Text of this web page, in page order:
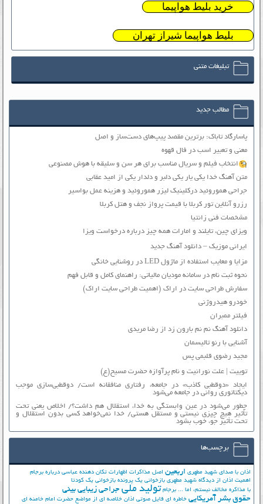
خرید بلیط هواپیما
بلیط هواپیما شیراز تهران
تبلیغات متنی
مطالب جدید
پاسارگاد تاباک: برترین مقصد پیپ‌های دست‌ساز و اصل
معنی و تعبیر اسب در فال قهوه
انتخاب فیلم و سریال مناسب برای هر سن و سلیقه با هوش مصنوعی
متن آهنگ خدا یکی یار یکی دلبر و دلدار یکی از امید عقابی
جراحی هموروئید درکلینیک لیزر هموروئید و هزینه عمل بواسیر
رزرو آنلاین تور کربلا با قیمت پرواز نجف و هتل کربلا
مشخصات فنی زانتیا
ویزای چین، تایلند و امارات همه چیز درباره درخواست ویزا
ایرانی موزیک – دانلود آهنگ جدید
مزایا و معایب استفاده از ماژول LED در روشنایی خانگی
نحوه ثبت نام در سامانه مودیان مالیاتی: راهنمای کامل و قابل فهم
سفارش طراحی سایت در اراک (اهمیت طراحی سایت اراک)
خودرو هیدروژنی
فیلتر ممبران
دانلود آهنگ نم نم بارون زد از رضا مریدی
آشنایی با رنو تالیسمان
مجید رضوی قلبمی پس
توییت | علت نورانیت و نام پرآوازه حضرت مسیح(ع)
ایجاد «دوقطبی کاذب» در جامعه، رفتاری منافقانه است/ دوقطبی‌سازی موجب
دیکتاتوری روانی در جامعه می‌شود
چطور می‌شود در عین وابستگی به خدا، استقلال هم داشت؟/ اخلاص یعنی تحت
تأثیر هیچ چیزی نیستی و مستقل هستی/ خدا نمی‌خواهد کسی بدون استقلال و
تحت تأثیر جوّ، خوب بشود
برچسب‌ها
اذان با صدای شهید مطهری اربعین اصل مذاکرات اظهارات تکان دهنده عباسی درباره برجام
اهمیت اذان از دیدگاه شهید مطهری بازخوانی یک پرونده بازخوانی یک کودتا
با مذاکره مخالف نیستم، اما ... برجام تولید ملی جراحی زیبایی بینی
حقوق بشر آمریکایی خاطره ای فایل صوتی اذان خلاصه ای از مواضع حضرت امام خامنه ای